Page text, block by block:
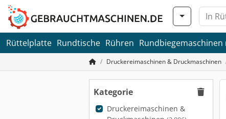
Rüttelplatte Rundtische Rühren Rundbiegemaschinen
Druckereimaschinen & Druckmaschinen
Kategorie
Druckereimaschinen &